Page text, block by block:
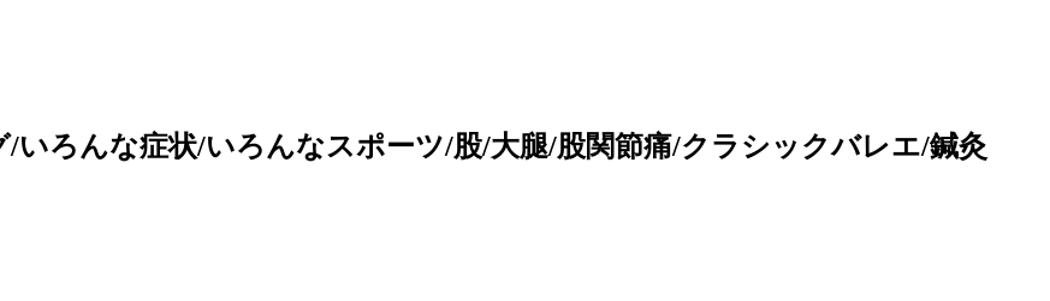
ろんな症状/いろんなスポーツ/股/大腿/股関節痛/クラシックバレエ/鍼灸